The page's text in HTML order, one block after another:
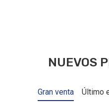
NUEVOS
Gran venta Último